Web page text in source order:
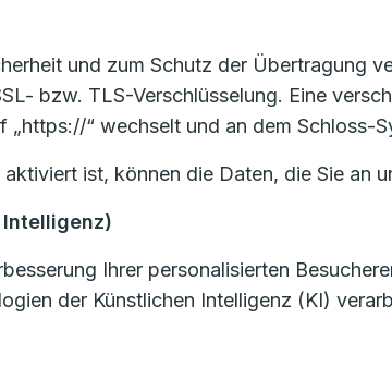
und zum Schutz der Übertragung
bzw. TLS-Verschlüsselung. Eine
“ wechselt und an dem Schloss-
ist, können die Daten, die Sie an
Intelligenz)
Ihrer personalisierten
der Künstlichen Intelligenz (KI)